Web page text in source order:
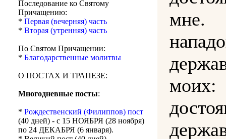
Последование ко Святому
Причащению:
* Первая (вечерняя) часть
* Вторая (утренняя) часть
По Святом Причащении:
* Благодарственные молитвы
О ПОСТАХ И ТРАПЕЗЕ:
Многодневные посты:
* Рождественский (Филиппов) пост
(40 дней) - с 15 НОЯБРЯ (28 ноября)
по 24 ДЕКАБРЯ (6 января).